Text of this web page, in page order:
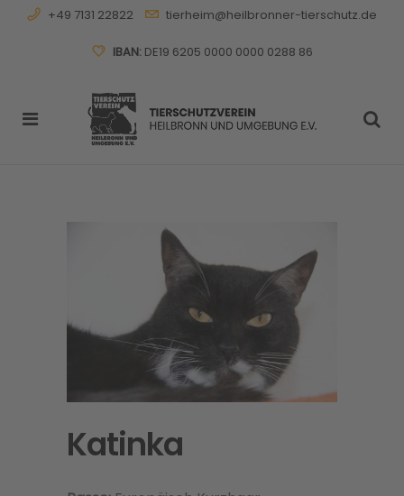
+49 7131 22822 tierheim@heilbronner-tierschutz.de
IBAN:DE19 6205 0000 0000 0288 86
Katinka